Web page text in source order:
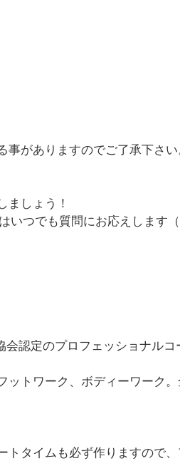
がありますのでご了承下さい
ましょう！
いつでも質問にお応えします
認定のプロフェッショナルコ
トワーク、ボディーワーク
タイムも必ず作りますので、